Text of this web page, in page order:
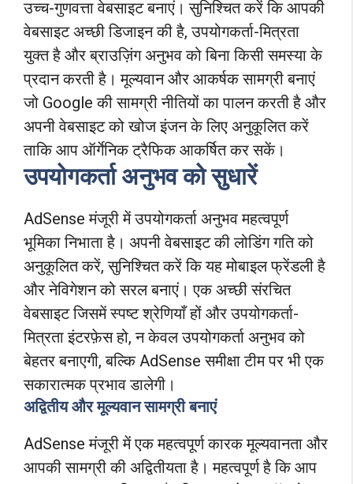
उच्च-गुणवत्ता वेबसाइट बनाएं। सुनिश्चित करें कि आपकी
वेबसाइट अच्छी डिजाइन की है, उपयोगकर्ता-मित्रता
युक्त है और ब्राउज़िंग अनुभव को बिना किसी समस्या के
प्रदान करती है। मूल्यवान और आकर्षक सामग्री बनाएं
जो Google की सामग्री नीतियों का पालन करती है और
अपनी वेबसाइट को खोज इंजन के लिए अनुकूलित करें
ताकि आप ऑर्गेनिक ट्रैफिक आकर्षित कर सकें।
उपयोगकर्ता अनुभव को सुधारें
AdSense मंजूरी में उपयोगकर्ता अनुभव महत्वपूर्ण
भूमिका निभाता है। अपनी वेबसाइट की लोडिंग गति को
अनुकूलित करें, सुनिश्चित करें कि यह मोबाइल फ्रेंडली है
और नेविगेशन को सरल बनाएं। एक अच्छी संरचित
वेबसाइट जिसमें स्पष्ट श्रेणियाँ हों और उपयोगकर्ता-
मित्रता इंटरफ़ेस हो, न केवल उपयोगकर्ता अनुभव को
बेहतर बनाएगी, बल्कि AdSense समीक्षा टीम पर भी एक
सकारात्मक प्रभाव डालेगी।
अद्वितीय और मूल्यवान सामग्री बनाएं
AdSense मंजूरी में एक महत्वपूर्ण कारक मूल्यवानता और
आपकी सामग्री की अद्वितीयता है। महत्वपूर्ण है कि आप